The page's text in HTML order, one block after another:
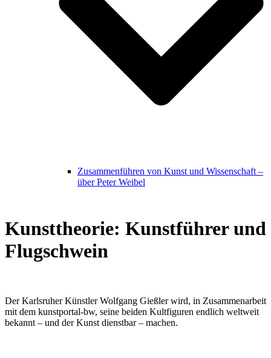
Zusammenführen von Kunst und Wissenschaft –
über Peter Weibel
Kunsttheorie: Kunstführer und
Flugschwein
Der Karlsruher Künstler Wolfgang Gießler wird, in Zusammenarbeit
mit dem kunstportal-bw, seine beiden Kultfiguren endlich weltweit
bekannt – und der Kunst dienstbar – machen.